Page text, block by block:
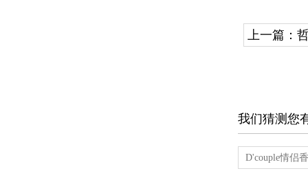
上一篇：
我们猜测您
D'couple情侣